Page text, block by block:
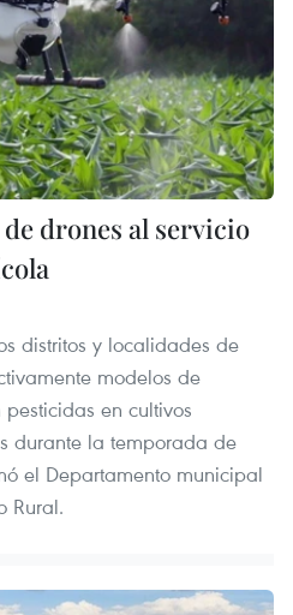
drones al servicio
distritos y localidades de
modelos de
en cultivos
durante la temporada de
el Departamento municipal
Rural.